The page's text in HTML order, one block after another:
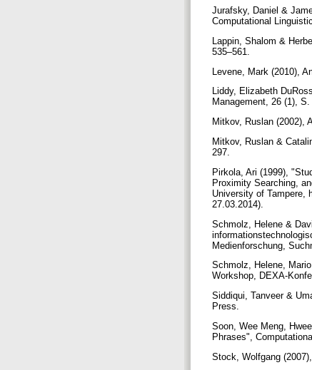
Jurafsky, Daniel &
Computational
Lappin, Shalom &
535–561.
Levene, Mark (2010),
Liddy, Elizabeth
Management, 26 (1), S.
Mitkov, Ruslan (2002),
Mitkov, Ruslan &
297.
Pirkola, Ari (1999),
Proximity Searching,
University of Tampere,
27.03.2014).
Schmolz, Helene &
Medienforschung,
Schmolz, Helene,
Workshop, DEXA-
Siddiqui, Tanveer &
Press.
Soon, Wee Meng,
Phrases",
Stock, Wolfgang